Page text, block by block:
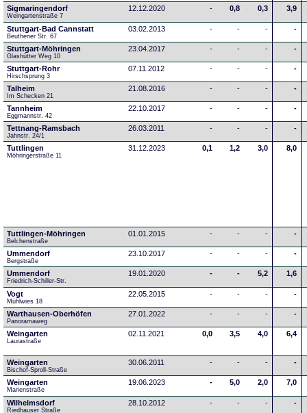
Sigmaringendorf
Weingartenstraße 7
12.12.2020 - 0,8 0,3 3,9
Stuttgart-Bad Cannstatt
Beuthener Str. 67
03.02.2013 - - - -
Stuttgart-Möhringen
Glashütter Weg 10
23.04.2017 - - - -
Stuttgart-Rohr
Hirschsprung 3
07.11.2012 - - - -
Talheim
Im Schecken 21
21.08.2016 - - - -
Tannheim
Eggmannstr. 42
22.10.2017 - - - -
Tettnang-Ramsbach
Jahnstr. 24/1
26.03.2011 - - - -
Tuttlingen
Möhringerstraße 11
31.12.2023 0,1 1,2 3,0 8,0
Tuttlingen-Möhringen
Belchenstraße
01.01.2015 - - - -
Ummendorf
Bergstraße
23.10.2017 - - - -
Ummendorf
Friedrich-Schiller-Str.
19.01.2020 - - 5,2 1,6
Vogt
Mühlwies 18
22.05.2015 - - - -
Warthausen-Oberhöfen
Panoramaweg
27.01.2022 - - - -
Weingarten
Laurastraße
02.11.2021 0,0 3,5 4,0 6,4
Weingarten
Bischof-Sproll-Straße
30.06.2011 - - - -
Weingarten
Marienstraße
19.06.2023 - 5,0 2,0 7,0
Wilhelmsdorf
Riedhauser Straße
28.10.2012 - - - -